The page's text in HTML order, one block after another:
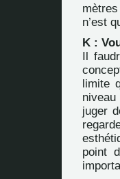
n’est
K :
Il
limite
juger
point